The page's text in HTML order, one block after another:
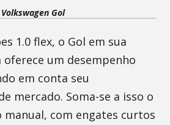
Volkswagen Gol
1.0 flex, o Gol em sua
um desempenho
em conta seu
mercado. Soma-se a isso o
manual, com engates curtos